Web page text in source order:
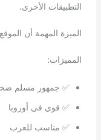
التطبيقات الأخرى.
الميزة المهمة أن
المميزات:
✅ جمهور مسلم
✅ قوي في أوروبا
✅ مناسب للعرب